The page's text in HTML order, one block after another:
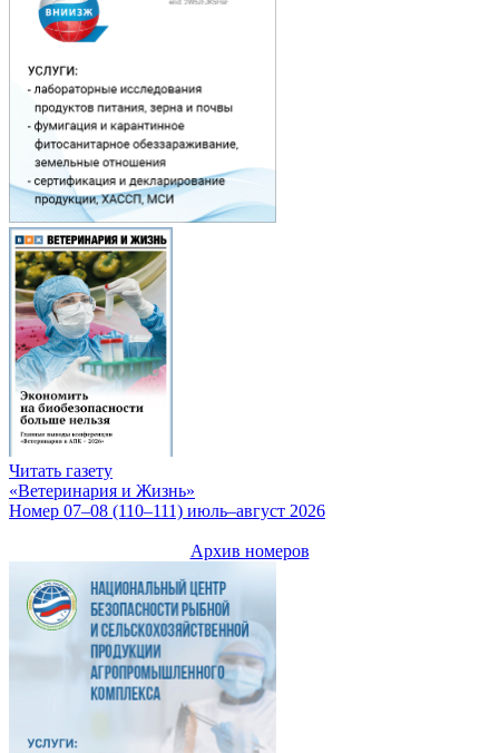
Читать газету
«Ветеринария и Жизнь»
Номер 07–08 (110–111) июль–август 2026
Архив номеров